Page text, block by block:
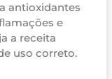
antioxidantes
e
a receita
uso correto.